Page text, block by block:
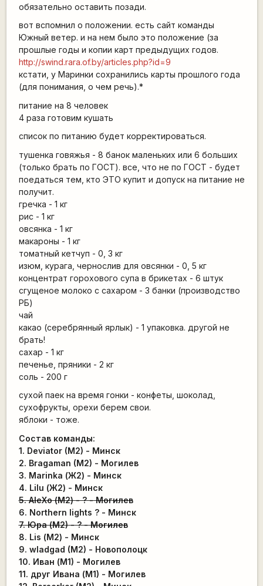
обязательно оставить позади.
вот вспомнил о положении. есть сайт команды
Южный ветер. и на нем было это положение (за
прошлые годы и копии карт предыдущих годов.
http://swind.rara.of.by/articles.php?id=9
кстати, у Маринки сохранились карты прошлого года
(для понимания, о чем речь).*
питание на 8 человек
4 раза готовим кушать
список по питанию будет корректироваться.
тушенка говяжья - 8 банок маленьких или 6 больших
(только брать по ГОСТ). все, что не по ГОСТ - будет
поедаться тем, кто ЭТО купит и допуск на питание не
получит.
гречка - 1 кг
рис - 1 кг
овсянка - 1 кг
макароны - 1 кг
томатный кетчуп - 0, 3 кг
изюм, курага, чернослив для овсянки - 0, 5 кг
концентрат горохового супа в брикетах - 6 штук
сгущеное молоко с сахаром - 3 банки (производство
РБ)
чай
какао (серебрянный ярлык) - 1 упаковка. другой не
брать!
сахар - 1 кг
печенье, пряники - 2 кг
соль - 200 г
сухой паек на время гонки - конфеты, шоколад,
сухофрукты, орехи берем свои.
яблоки - тоже.
Состав команды:
1. Deviator (M2) - Минск
2. Bragaman (M2) - Могилев
3. Marinka (Ж2) - Минск
4. Lilu (Ж2) - Минск
5. AleXo (М2) - ? - Могилев
6. Northern lights ? - Минск
7. Юра (М2) - ? - Могилев
8. Lis (М2) - Минск
9. wladgad (M2) - Новополоцк
10. Иван (М1) - Могилев
11. друг Ивана (М1) - Могилев